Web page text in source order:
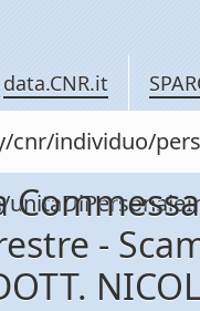
data.CNR.it
cnr/individuo/
-